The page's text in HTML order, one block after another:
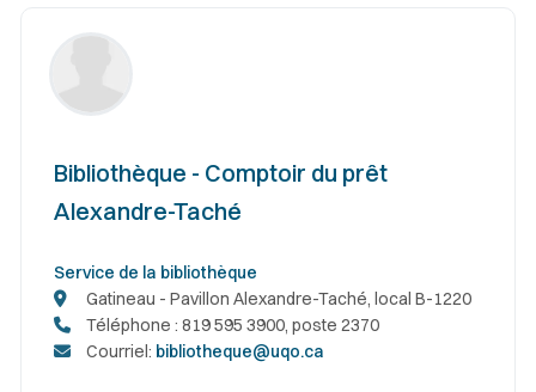
Bibliothèque - Comptoir du prêt
Alexandre-Taché
Service de la bibliothèque
Gatineau - Pavillon Alexandre-Taché, local B-1220
Téléphone : 819 595 3900, poste 2370
Courriel: bibliotheque@uqo.ca